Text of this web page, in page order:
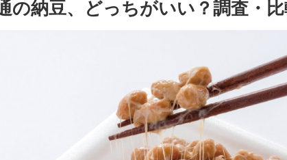
の納豆、どっちがいい？調査・